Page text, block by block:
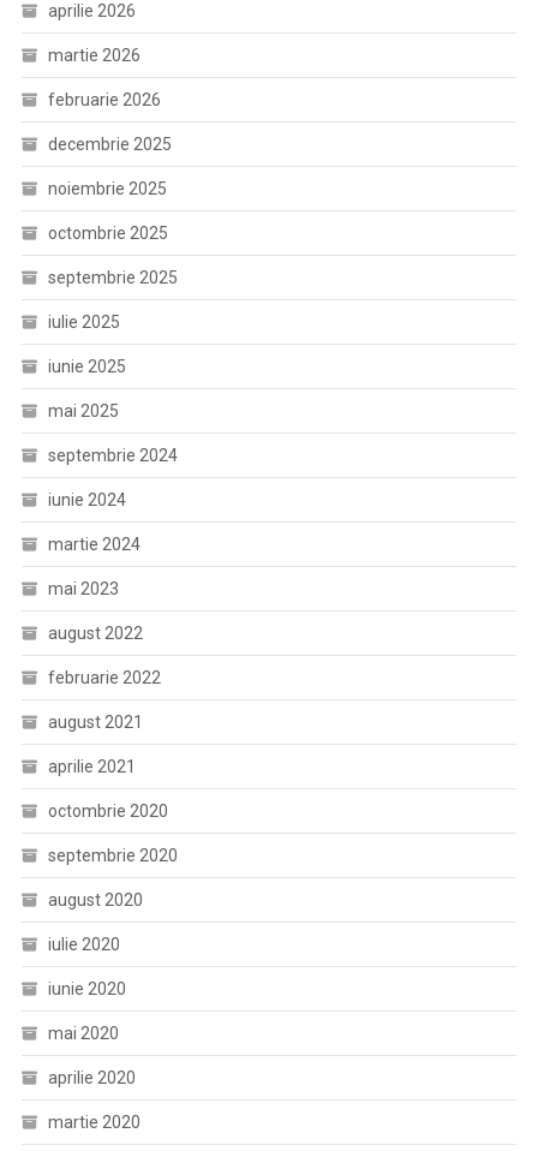
aprilie 2026
martie 2026
februarie 2026
decembrie 2025
noiembrie 2025
octombrie 2025
septembrie 2025
iulie 2025
iunie 2025
mai 2025
septembrie 2024
iunie 2024
martie 2024
mai 2023
august 2022
februarie 2022
august 2021
aprilie 2021
octombrie 2020
septembrie 2020
august 2020
iulie 2020
iunie 2020
mai 2020
aprilie 2020
martie 2020